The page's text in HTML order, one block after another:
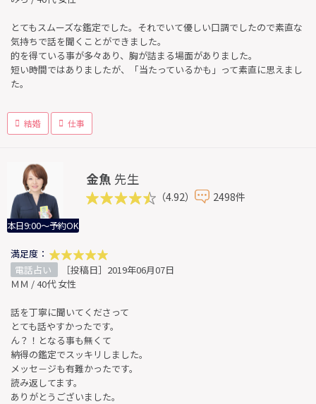
とてもスムーズな鑑定でした。それでいて優しい口調でしたので素直な
気持ちで話を聞くことができました。
的を得ている事が多々あり、胸が詰まる場面がありました。
短い時間ではありましたが、「当たっているかも」って素直に思えまし
た。
結婚 仕事
本日9:00～予約OK
金魚 先生
（4.92） 2498件
満足度：
電話占い
［投稿日］2019年06月07日
ＭＭ / 40代 女性
話を丁寧に聞いてくださって
とても話やすかったです。
ん？！となる事も無くて
納得の鑑定でスッキリしました。
メッセ－ジも有難かったです。
読み返してます。
ありがとうございました。